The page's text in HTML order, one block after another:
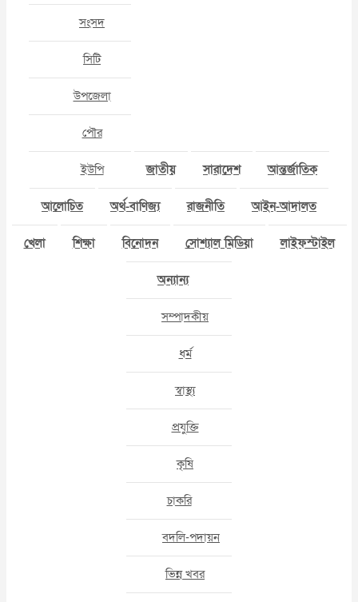
সংসদ
সিটি
উপজেলা
পৌর
ইউপি জাতীয় সারাদেশ আন্তর্জাতিক
আলোচিত অর্থ-বাণিজ্য রাজনীতি আইন-আদালত
খেলা শিক্ষা বিনোদন সোশ্যাল মিডিয়া লাইফস্টাইল
অন্যান্য
সম্পাদকীয়
ধর্ম
স্বাস্থ্য
প্রযুক্তি
কৃষি
চাকরি
বদলি-পদায়ন
ভিন্ন খবর